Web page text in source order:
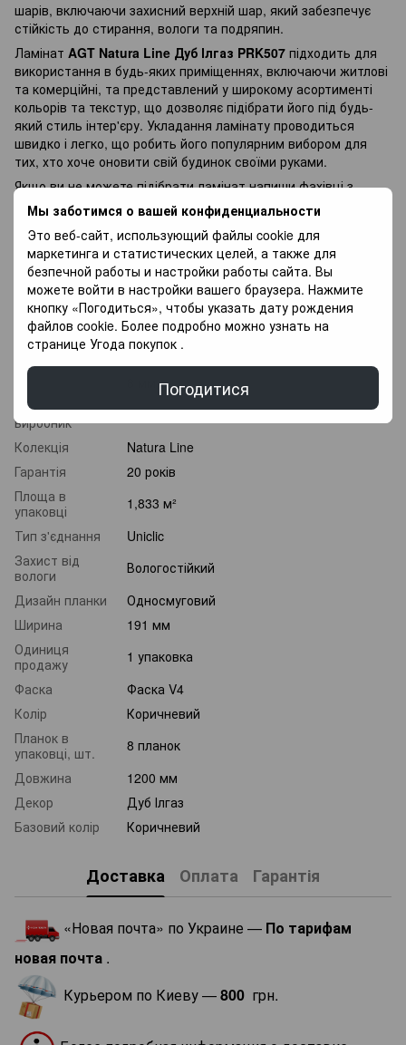
Мы заботимся о вашей конфиденциальности
Это веб-сайт, использующий файлы cookie для
маркетинга и статистических целей, а также для
безпечной работы и настройки работы сайта. Вы
можете войти в настройки вашего браузера. Нажмите
кнопку «Погодиться», чтобы указать дату рождения
файлов cookie. Более подробно можно узнать на
странице Угода покупок .
Погодитися
шарів, включаючи захисний верхній шар, який забезпечує
стійкість до стирання, вологи та подряпин.
Ламінат AGT Natura Line Дуб Ілгаз PRK507 підходить для
використання в будь-яких приміщеннях, включаючи житлові
та комерційні, та представлений у широкому асортименті
кольорів та текстур, що дозволяє підібрати його під будь-
який стиль інтер'єру. Укладання ламінату проводиться
швидко і легко, що робить його популярним вибором для
тих, хто хоче оновити свій будинок своїми руками.
Якщо ви не можете підібрати ламінат напиши фахівці з
радістю Вам допоможуть у Виборі, так само у Вас є
можливість Придбати покриття для підлоги в оплату
частинами, і оплачувати різними платежами протягом 3
місяців.
Характеристики
Клас
32 клас
Країна
виробник
Туреччина
Колекція
Natura Line
Гарантія
20 років
Площа в
упаковці
1,833 м²
Тип з'єднання
Uniclic
Захист від
вологи
Вологостійкий
Дизайн планки
Односмуговий
Ширина
191 мм
Одиниця
продажу
1 упаковка
Фаска
Фаска V4
Колір
Коричневий
Планок в
упаковці, шт.
8 планок
Довжина
1200 мм
Декор
Дуб Ілгаз
Базовий колір
Коричневий
Доставка Оплата Гарантія
«Новая почта» по Украине — По тарифам
новая почта .
Курьером по Киеву —800 грн.